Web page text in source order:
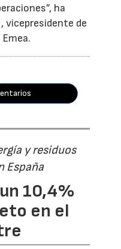
ha
vicepresidente de
y residuos
España
10,4%
en el